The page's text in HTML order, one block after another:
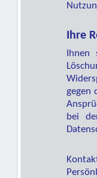
Ihre
gegen
bei